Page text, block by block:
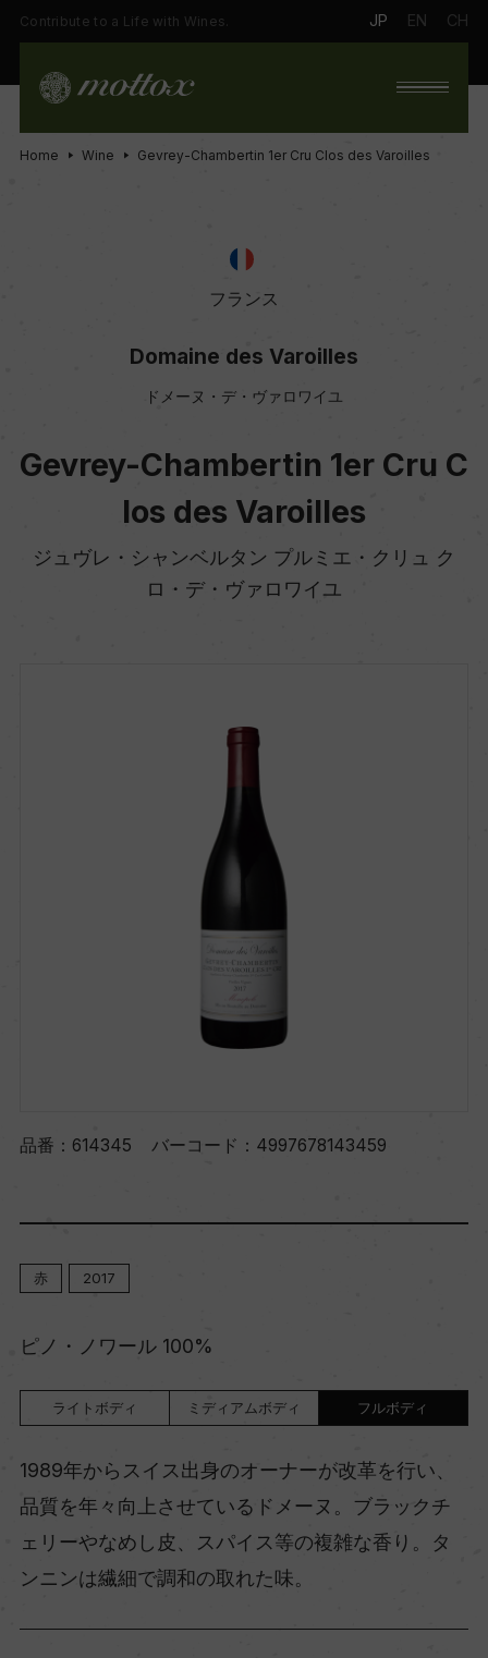
Contribute to a Life with Wines. JP EN CH
Home Wine Gevrey-Chambertin 1er Cru Clos des Varoilles
フランス
Domaine des Varoilles
ドメーヌ・デ・ヴァロワイユ
Gevrey-Chambertin 1er Cru C
los des Varoilles
ジュヴレ・シャンベルタン プルミエ・クリュ ク
ロ・デ・ヴァロワイユ
品番： 614345 バーコード： 4997678143459
赤 2017
ピノ・ノワール 100%
ライトボディ ミディアムボディ フルボディ
1989年からスイス出身のオーナーが改革を行い、
品質を年々向上させているドメーヌ。ブラックチ
ェリーやなめし皮、スパイス等の複雑な香り。タ
ンニンは繊細で調和の取れた味。